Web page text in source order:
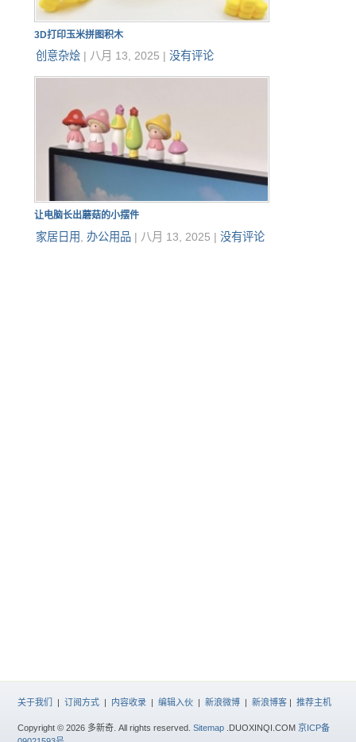
3D打印玉米拼图积木
创意杂烩| 八月 13, 2025 | 没有评论
让电脑长出蘑菇的小摆件
家居日用 办公用品| 八月 13, 2025 | 没有评论
关于我们 |订阅方式 | 内容收录 |编辑入伙 |新浪微博 |新浪博客 |推荐主机
Copyright © 2026 多新奇. All rights reserved.Sitemap .DUOXINQI.COM京ICP备